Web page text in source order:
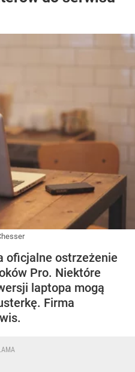
oficjalne ostrzeżenie
Pro. Niektóre
laptopa mogą
Firma